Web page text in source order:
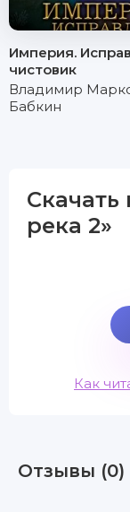
Империя.
чистовик
Владимир
Бабкин
Скачать
река 2»
Как
Отзывы (0)